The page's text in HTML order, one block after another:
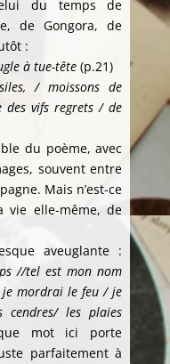
du temps de
de Gongora, de
:
à tue-tête(p.21)
/ moissons de
des vifs regrets / de
du poème, avec
souvent entre
Mais n’est-ce
vie elle-même, de
aveuglante :
//tel est mon nom
mordrai le feu / je
cendres/ les plaies
mot ici porte
parfaitement à